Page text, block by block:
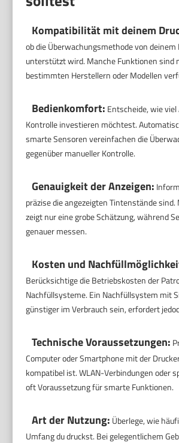
Kompatibilität mit deinem
ob die Überwachungsmethode von deinem
unterstützt wird. Manche Funktionen sind
bestimmten Herstellern oder Modellen
Bedienkomfort: Entscheide, wie
Kontrolle investieren möchtest.
smarte Sensoren vereinfachen die
gegenüber manueller Kontrolle.
Genauigkeit der Anzeigen:
präzise die angezeigten Tintenstände
zeigt nur eine grobe Schätzung, während
genauer messen.
Kosten und
Berücksichtige die Betriebskosten der
Nachfüllsysteme. Ein Nachfüllsystem mit
günstiger im Verbrauch sein, erfordert
Technische Voraussetzungen:
Computer oder Smartphone mit der
kompatibel ist. WLAN-Verbindungen oder
oft Voraussetzung für smarte Funktionen.
Art der Nutzung: Überlege, wie
Umfang du druckst. Bei gelegentlichem